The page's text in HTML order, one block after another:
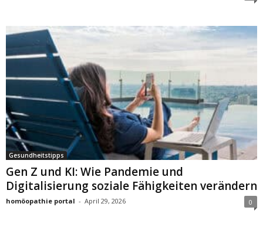
Gesundheitstipps
Gen Z und KI: Wie Pandemie und
Digitalisierung soziale Fähigkeiten verändern
homöopathie portal - April 29, 2026 0